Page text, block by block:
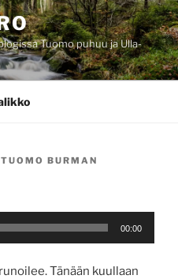
Tuomo puhuu ja Ulla-
TUOMO BURMAN
00:00
Tänään kuullaan